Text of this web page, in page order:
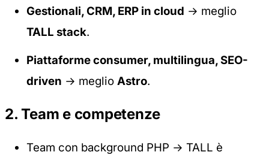
Gestionali, CRM, ERP in cloud → meglio
TALL stack.
Piattaforme consumer, multilingua, SEO-
driven → meglioAstro.
2. Team e competenze
Team con background PHP → TALL è